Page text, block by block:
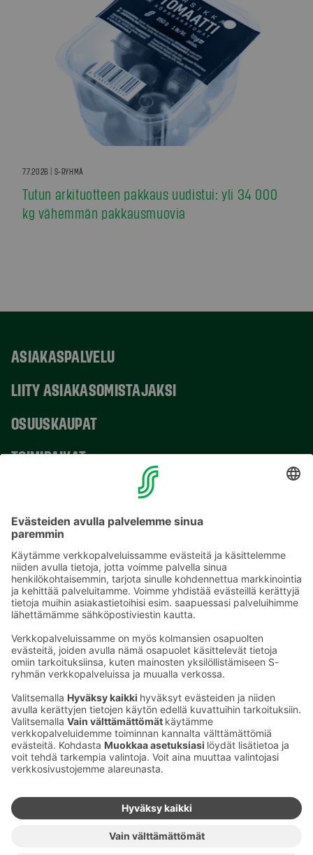
7.7.2026 | S-RYHMÄ
Tutun arkituotteen pakkaus uudistui: yli 34 000
kg vähemmän pakkausmuovia
ASIAKASPALVELU
LIITY ASIAKASOMISTAJAKSI
OSUUSKAUPAT
TOIMIPAIKAT
Sähköpostiosoitteet S-ryhmässä ovat muotoa
etunimi.sukunimi@sok.fi
Seuraa meitä:
Muuta evästeasetuksia